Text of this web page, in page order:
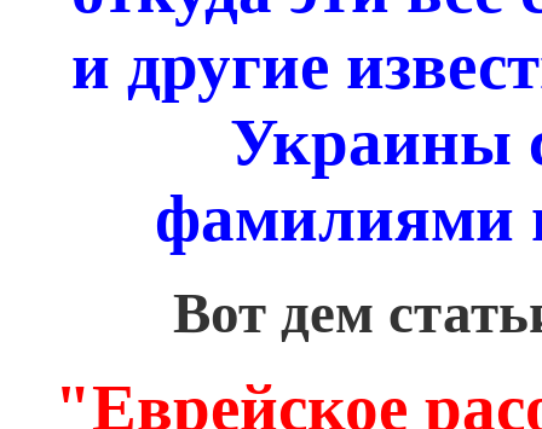
и другие
Украины
фамилиями
Вот дем
"Еврейское